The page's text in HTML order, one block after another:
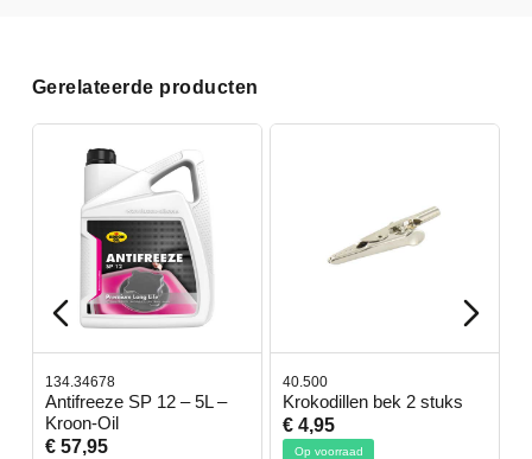
Gerelateerde producten
134.34678
Antifreeze SP 12 – 5L –
Kroon-Oil
€ 57,95
40.500
Krokodillen bek 2 stuks
€ 4,95
Op voorraad